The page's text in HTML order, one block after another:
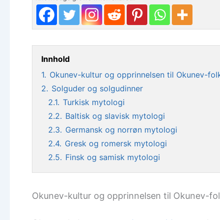
Innhold
1. Okunev-kultur og opprinnelsen til Okunev-
2. Solguder og solgudinner
2.1. Turkisk mytologi
2.2. Baltisk og slavisk mytologi
2.3. Germansk og norrøn mytologi
2.4. Gresk og romersk mytologi
2.5. Finsk og samisk mytologi
Okunev-kultur og opprinnelsen til Okunev-